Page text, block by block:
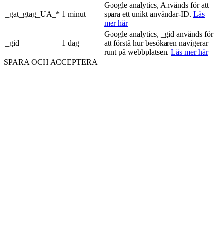
_gat_gtag_UA_* 1 minut
Google analytics, Används för att
spara ett unikt användar-ID. Läs
mer här
_gid 1 dag
Google analytics, _gid används för
att förstå hur besökaren navigerar
runt på webbplatsen. Läs mer här
SPARA OCH ACCEPTERA